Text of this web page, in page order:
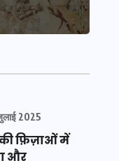
2025
फ़िज़ाओं में
और